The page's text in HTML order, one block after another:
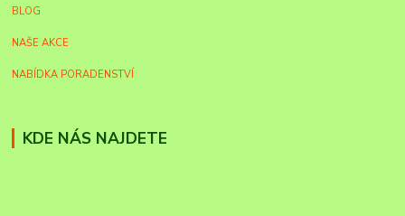
BLOG
NAŠE AKCE
NABÍDKA PORADENSTVÍ
KDE NÁS NAJDETE